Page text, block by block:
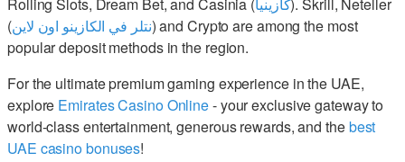
Rolling Slots, Dream Bet, and Casinia (كازينيا). Skrill, Neteller
(نتلر في الكازينو اون لاين) and Crypto are among the most
popular deposit methods in the region.
For the ultimate premium gaming experience in the UAE,
explore Emirates Casino Online- your exclusive gateway to
world-class entertainment, generous rewards, and thebest
UAE casino bonuses!